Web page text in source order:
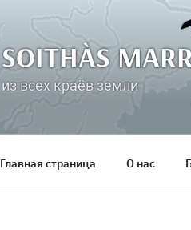
SOITHÀS
из всех краёв земли
Главная страница О нас